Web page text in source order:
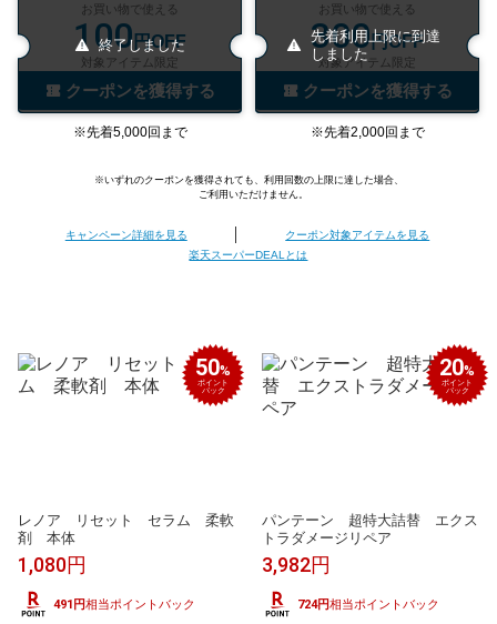
お買い物で使える
100 円OFF
対象アイテム限定
クーポンを獲得する
終了しました
※先着5,000回まで
お買い物で使える
300円OFF
対象アイテム限定
クーポンを獲得する
先着利用上限に到達
しました
※先着2,000回まで
※いずれのクーポンを獲得されても、利用回数の上限に達した場合、
ご利用いただけません。
キャンペーン詳細を見る
クーポン対象アイテムを見る
楽天スーパーDEALとは
レノア リセット セラム 柔軟
剤 本体
1,080円
50%
ポイント
バック
491円相当ポイントバック
パンテーン 超特大詰替 エクス
トラダメージリペア
3,982円
20%
ポイント
バック
724円相当ポイントバック